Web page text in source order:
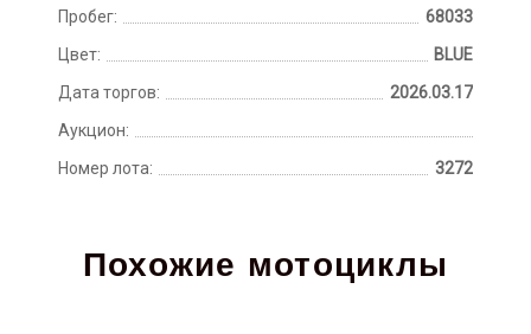
Пробег:
68033
Цвет:
BLUE
Дата торгов:
2026.03.17
Аукцион:
Номер лота:
3272
Похожие мотоциклы